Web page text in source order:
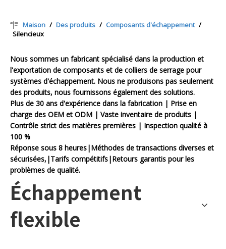
Maison / Des produits / Composants d'échappement /
Silencieux
Nous sommes un fabricant spécialisé dans la production et
l'exportation de composants et de colliers de serrage pour
systèmes d'échappement. Nous ne produisons pas seulement
des produits, nous fournissons également des solutions.
Plus de 30 ans d'expérience dans la fabrication | Prise en
charge des OEM et ODM | Vaste inventaire de produits |
Contrôle strict des matières premières | Inspection qualité à
100 %
Réponse sous 8 heures|Méthodes de transactions diverses et
sécurisées,|Tarifs compétitifs|Retours garantis pour les
problèmes de qualité.
Échappement
flexible